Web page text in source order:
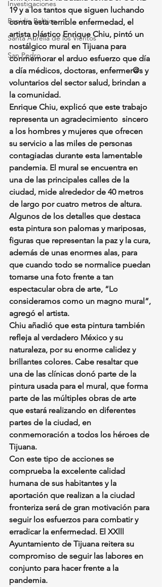
Investigaciones
Rapidín Político
Santa Aurelia de los Vientos
San Pedro
19 y a los tantos que siguen luchando
contra esta terrible enfermedad, el
artista plástico Enrique Chiu, pintó un
nostálgico mural en Tijuana para
conmemorar el arduo esfuerzo que día
a día médicos, doctoras, enfermer@s y
voluntarios del sector salud, brindan a
la comunidad.
Enrique Chiu, explicó que este trabajo
representa un agradecimiento  sincero
a los hombres y mujeres que ofrecen
su servicio a las miles de personas
contagiadas durante esta lamentable
pandemia. El mural se encuentra en
una de las principales calles de la
ciudad, mide alrededor de 40 metros
de largo por cuatro metros de altura.
Algunos de los detalles que destaca
esta pintura son palomas y mariposas,
figuras que representan la paz y la cura,
además de unas enormes alas, para
que cuando todo se normalice puedan
tomarse una foto frente a tan
espectacular obra de arte, “Lo
consideramos como un magno mural”,
agregó el artista.
Chiu añadió que esta pintura también
refleja al verdadero México y su
naturaleza, por su enorme calidez y
brillantes colores. Cabe resaltar que
una de las clínicas donó parte de la
pintura usada para el mural, que forma
parte de las múltiples obras de arte
que estará realizando en diferentes
partes de la ciudad, en
conmemoración a todos los héroes de
Tijuana.
Con este tipo de acciones se
comprueba la excelente calidad
humana de sus habitantes y la
aportación que realizan a la ciudad
fronteriza será de gran motivación para
seguir los esfuerzos para combatir y
erradicar la enfermedad. El XXlll
Ayuntamiento de Tijuana reitera su
compromiso de seguir las labores en
conjunto para hacer frente a la
pandemia.